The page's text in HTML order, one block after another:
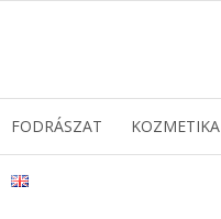
FODRÁSZAT KOZMETIKA